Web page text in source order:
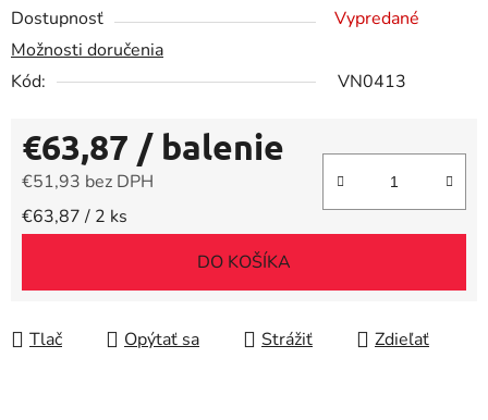
Dostupnosť
Vypredané
Možnosti doručenia
Kód:
VN0413
€63,87 / balenie
€51,93 bez DPH
Jednotková cena:
€63,87 / 2 ks
DO KOŠÍKA
Tlač Opýtať sa Strážiť Zdieľať